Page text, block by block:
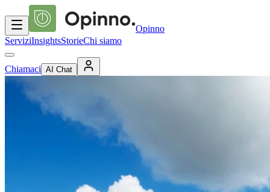
Opinno
ServiziInsightsStorieChi siamo
Chiamaci AI Chat